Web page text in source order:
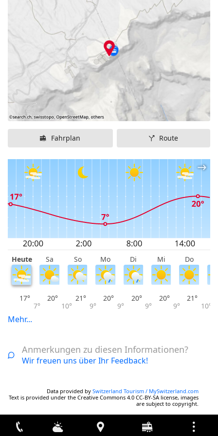
Gemmipass 2350m Leukerbad
Parkplatz:
Parkplatz der Gemmibahnen
Gehminuten:
15 Minuten Fussweg von der Busstation Leukerbad
zur Gemmibahn und dann 5 Minuten mit der
Gondelbahn auf die Gemmi.
Fahrplan Route
Heute Sa So Mo Di Mi Do
17°
7°
20°
10°
21°
9°
20°
9°
20°
9°
20°
9°
21°
10°
Mehr...
Anmerkungen zu diesen Informationen?
Wir freuen uns über Ihr Feedback!
Data provided by Switzerland Tourism / MySwitzerland.com
Text is provided under the Creative Commons 4.0 CC-BY-SA license, images
are subject to copyright.